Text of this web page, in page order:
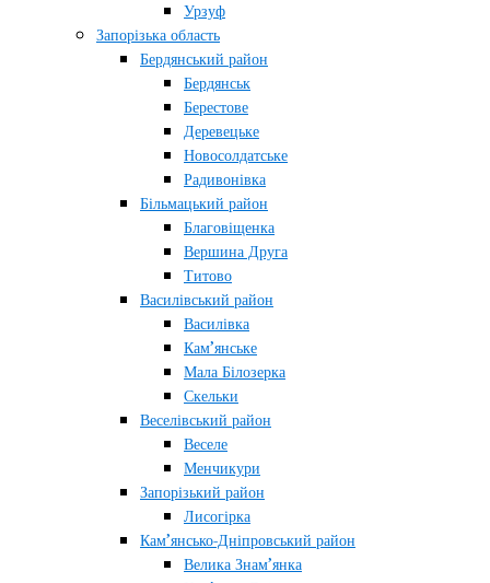
Урзуф
Запорізька область
Бердянський район
Бердянськ
Берестове
Деревецьке
Новосолдатське
Радивонівка
Більмацький район
Благовіщенка
Вершина Друга
Титово
Василівський район
Василівка
Кам’янське
Мала Білозерка
Скельки
Веселівський район
Веселе
Менчикури
Запорізький район
Лисогірка
Кам’янсько-Дніпровський район
Велика Знам’янка